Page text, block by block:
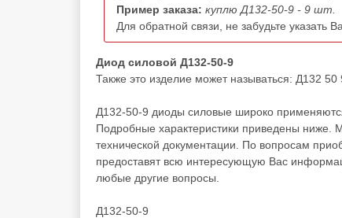
Пример заказа: куплю Д132-50-9 - 9 шт.
Для обратной связи, не забудьте указать
Диод силовой Д132-50-9
Также это изделие может называться: Д132
Д132-50-9 диоды силовые широко
Подробные характеристики приведены ниже.
технической документации. По вопросам
предоставят всю интересующую Вас
любые другие вопросы.
Д132-50-9